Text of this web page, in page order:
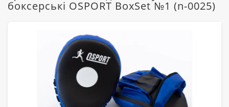
боксерські OSPORT BoxSet №1 (n-0025)